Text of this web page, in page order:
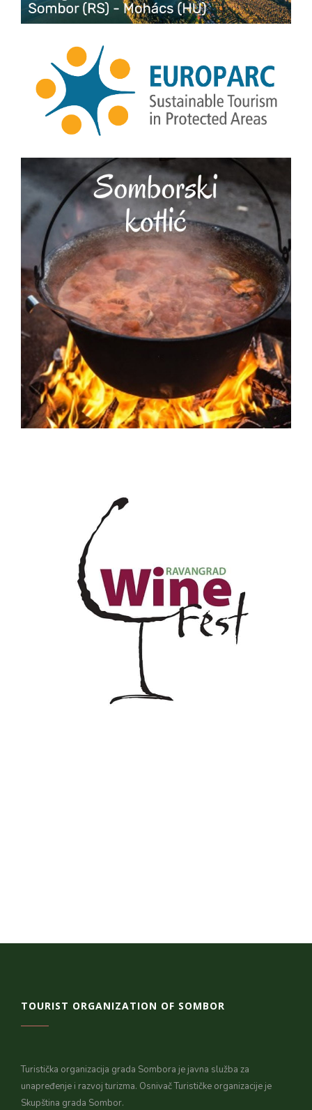
TOURIST ORGANIZATION OF SOMBOR
Turistička organizacija grada Sombora je javna služba za
unapređenje i razvoj turizma. Osnivač Turističke organizacije je
Skupština grada Sombor.